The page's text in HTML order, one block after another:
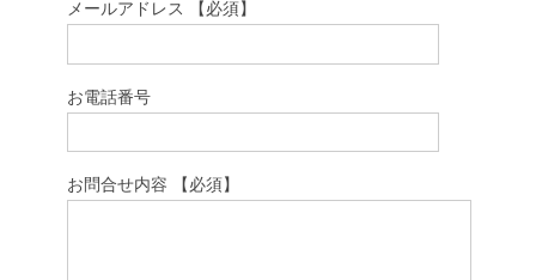
メールアドレス 【必須】
お電話番号
お問合せ内容 【必須】